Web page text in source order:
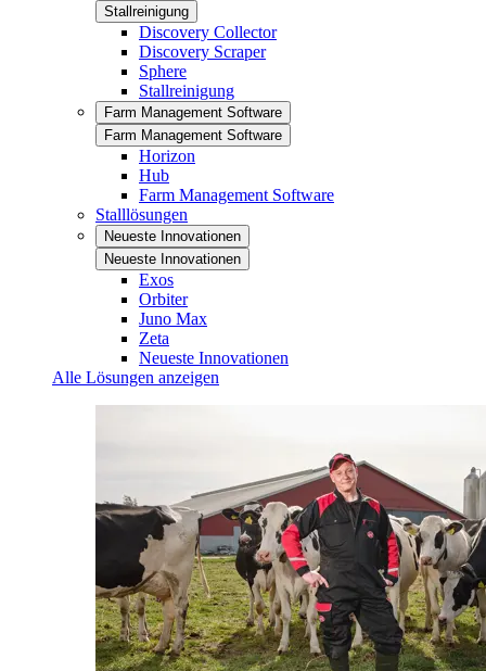
Stallreinigung
Discovery Collector
Discovery Scraper
Sphere
Stallreinigung
Farm Management Software
Farm Management Software
Horizon
Hub
Farm Management Software
Stalllösungen
Neueste Innovationen
Neueste Innovationen
Exos
Orbiter
Juno Max
Zeta
Neueste Innovationen
Alle Lösungen anzeigen